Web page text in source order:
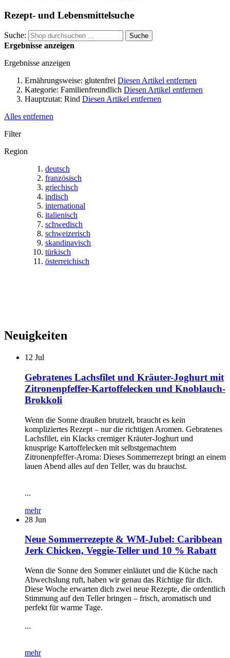
Rezept- und Lebensmittelsuche
Suche: Suche
Ergebnisse anzeigen
Ergebnisse anzeigen
Ernährungsweise: glutenfrei Diesen Artikel entfernen
Kategorie: Familienfreundlich Diesen Artikel entfernen
Hauptzutat: Rind Diesen Artikel entfernen
Alles entfernen
Filter
Region
deutsch
französisch
griechisch
indisch
international
italienisch
schwedisch
schweizerisch
skandinavisch
türkisch
österreichisch
Neuigkeiten
12 Jul
Gebratenes Lachsfilet und Kräuter-Joghurt mit
Zitronenpfeffer-Kartoffelecken und Knoblauch-
Brokkoli
Wenn die Sonne draußen brutzelt, braucht es kein
kompliziertes Rezept – nur die richtigen Aromen. Gebratenes
Lachsfilet, ein Klacks cremiger Kräuter-Joghurt und
knusprige Kartoffelecken mit selbstgemachtem
Zitronenpfeffer-Aroma: Dieses Sommerrezept bringt an einem
lauen Abend alles auf den Teller, was du brauchst.
...
mehr
28 Jun
Neue Sommerrezepte & WM-Jubel: Caribbean
Jerk Chicken, Veggie-Teller und 10 % Rabatt
Wenn die Sonne den Sommer einläutet und die Küche nach
Abwechslung ruft, haben wir genau das Richtige für dich.
Diese Woche erwarten dich zwei neue Rezepte, die ordentlich
Stimmung auf den Teller bringen – frisch, aromatisch und
perfekt für warme Tage.
...
mehr